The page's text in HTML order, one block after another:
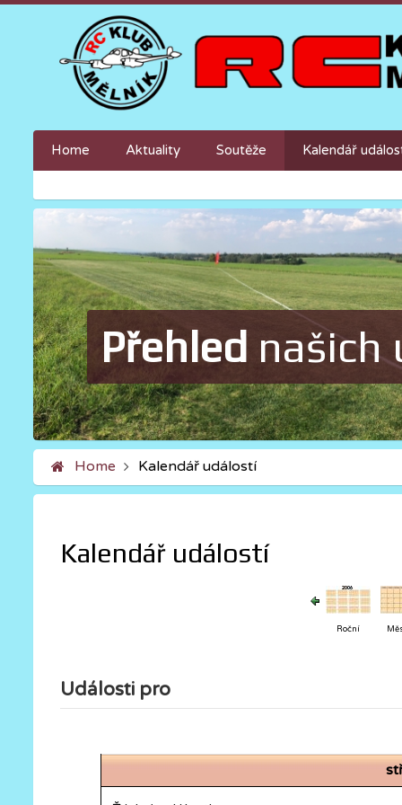
Home Aktuality Soutěže Kalendář
Přehled našich
Home Kalendář událostí
Kalendář událostí
Roční
Události pro